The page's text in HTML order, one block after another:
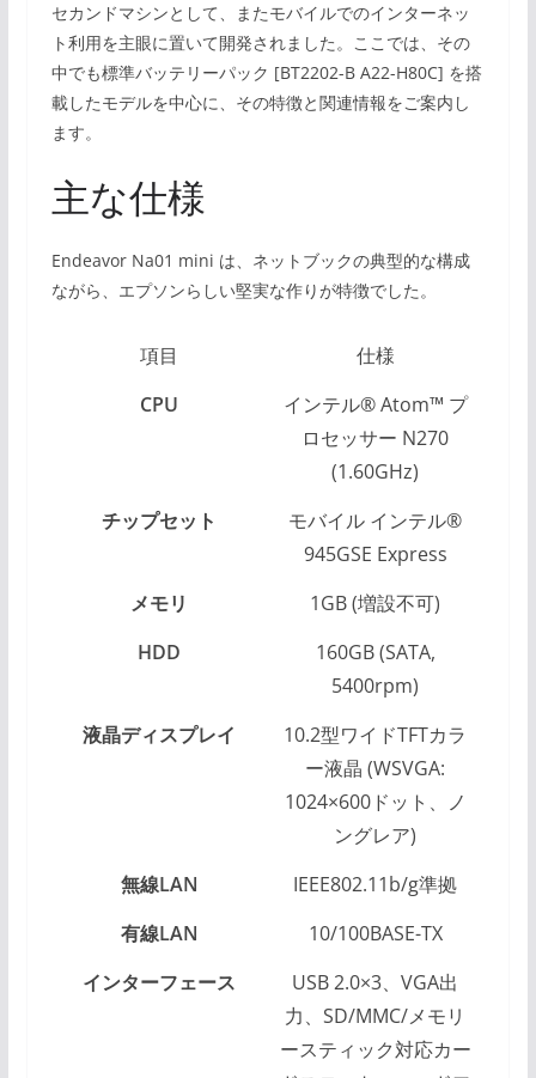
セカンドマシンとして、またモバイルでのインターネッ
ト利用を主眼に置いて開発されました。ここでは、その
中でも標準バッテリーパック [BT2202-B A22-H80C] を搭
載したモデルを中心に、その特徴と関連情報をご案内し
ます。
主な仕様
Endeavor Na01 mini は、ネットブックの典型的な構成
ながら、エプソンらしい堅実な作りが特徴でした。
項目
仕様
CPU
インテル® Atom™ プ
ロセッサー N270
(1.60GHz)
チップセット
モバイル インテル®
945GSE Express
メモリ
1GB (増設不可)
HDD
160GB (SATA,
5400rpm)
液晶ディスプレイ
10.2型ワイドTFTカラ
ー液晶 (WSVGA:
1024×600ドット、ノ
ングレア)
無線LAN
IEEE802.11b/g準拠
有線LAN
10/100BASE-TX
インターフェース
USB 2.0×3、VGA出
力、SD/MMC/メモリ
ースティック対応カー